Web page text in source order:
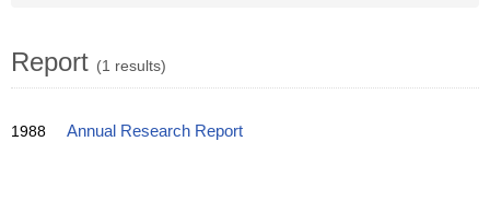
Report (1 results)
1988 Annual Research Report